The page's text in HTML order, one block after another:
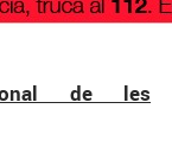
de les